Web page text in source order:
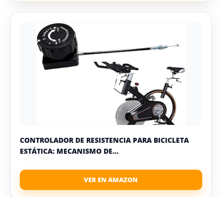
CONTROLADOR DE RESISTENCIA PARA BICICLETA
ESTÁTICA: MECANISMO DE...